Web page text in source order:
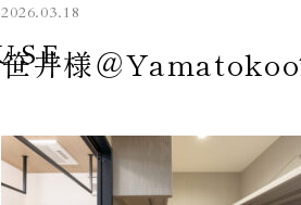
2026.03.18
笹井様＠